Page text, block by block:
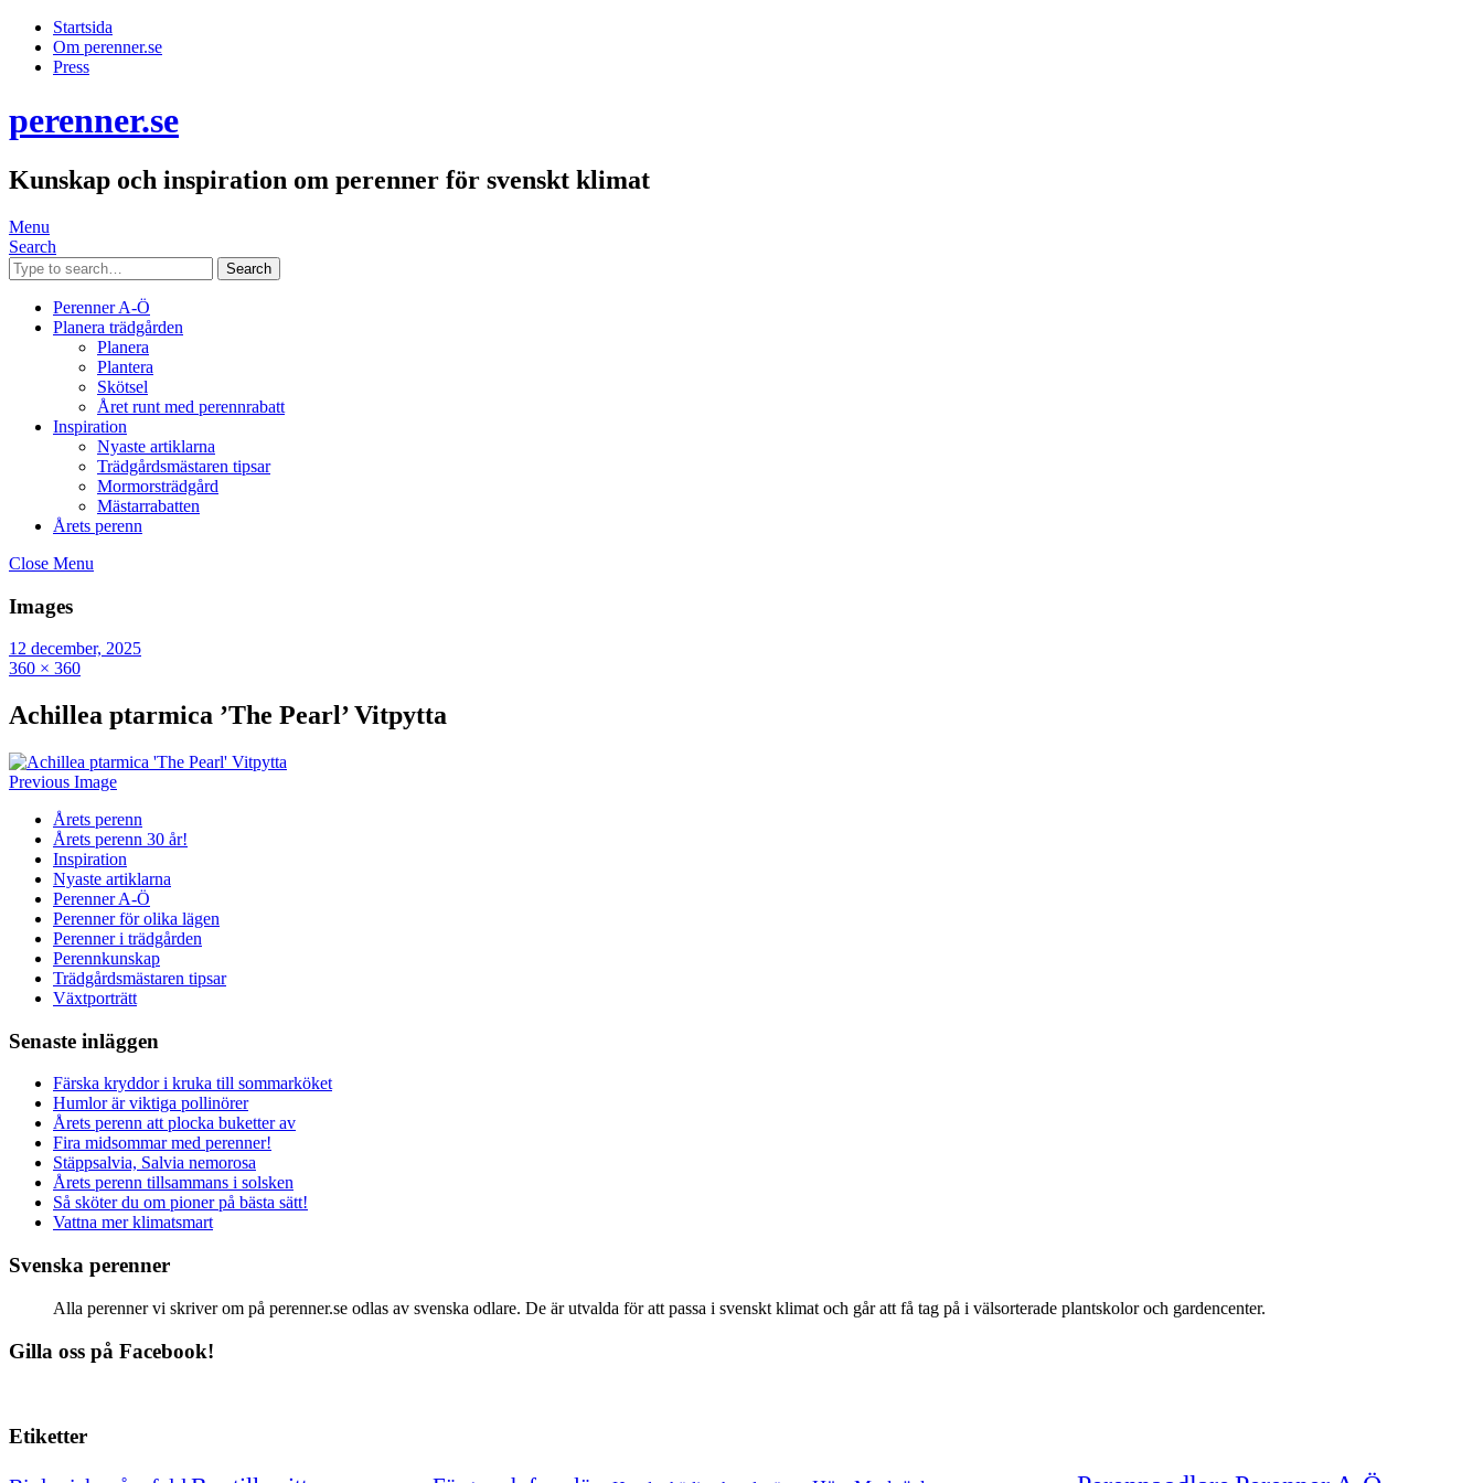
Startsida
Om perenner.se
Press
perenner.se
Kunskap och inspiration om perenner för svenskt klimat
Menu
Search
Search
Perenner A-Ö
Planera trädgården
Planera
Plantera
Skötsel
Året runt med perennrabatt
Inspiration
Nyaste artiklarna
Trädgårdsmästaren tipsar
Mormorsträdgård
Mästarrabatten
Årets perenn
Close Menu
Images
12 december, 2025
360 × 360
Achillea ptarmica ’The Pearl’ Vitpytta
Previous Image
Årets perenn
Årets perenn 30 år!
Inspiration
Nyaste artiklarna
Perenner A-Ö
Perenner för olika lägen
Perenner i trädgården
Perennkunskap
Trädgårdsmästaren tipsar
Växtporträtt
Senaste inläggen
Färska kryddor i kruka till sommarköket
Humlor är viktiga pollinörer
Årets perenn att plocka buketter av
Fira midsommar med perenner!
Stäppsalvia, Salvia nemorosa
Årets perenn tillsammans i solsken
Så sköter du om pioner på bästa sätt!
Vattna mer klimatsmart
Svenska perenner
Alla perenner vi skriver om på perenner.se odlas av svenska odlare. De är utvalda för att passa i svenskt klimat och går att få tag på i välsorterade plantskolor och gardencenter.
Gilla oss på Facebook!
Etiketter